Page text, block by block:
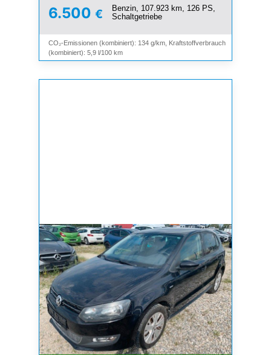
6.500 €
Benzin, 107.923 km, 126 PS,
Schaltgetriebe
CO₂-Emissionen (kombiniert): 134 g/km, Kraftstoffverbrauch
(kombiniert): 5,9 l/100 km